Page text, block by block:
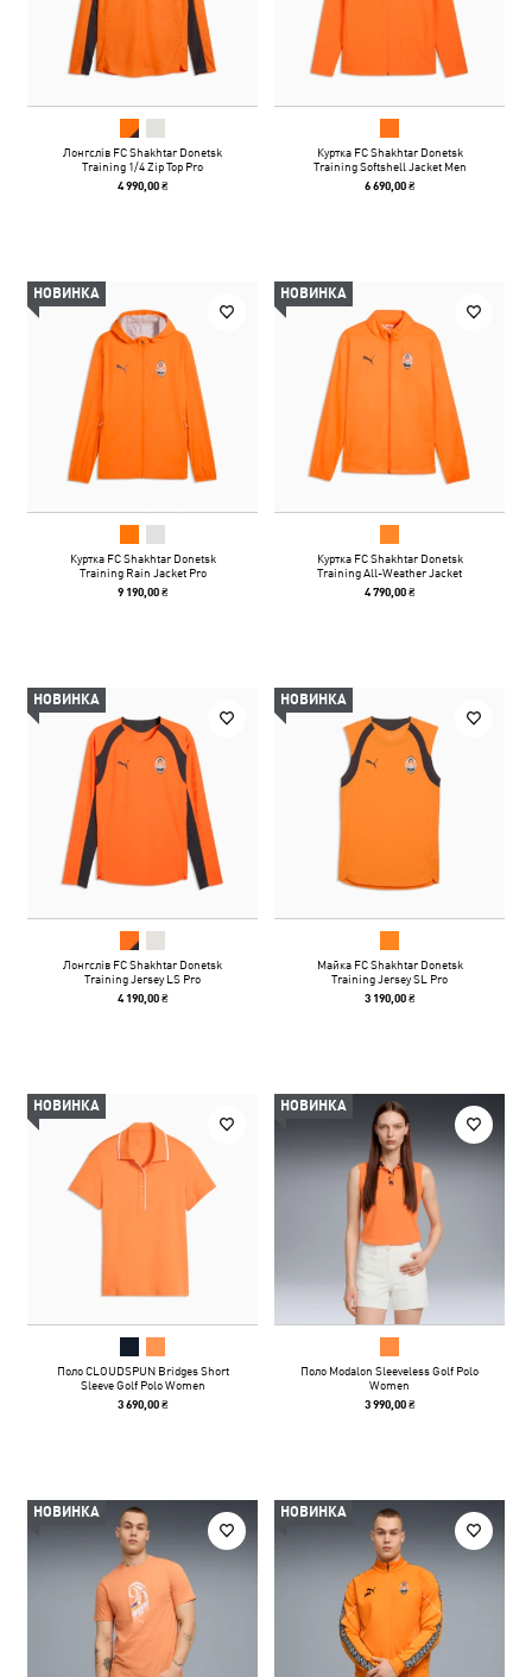
Лонгслів FC Shakhtar Donetsk
Training 1/4 Zip Top Pro
4 990,00 ₴
Куртка FC Shakhtar Donetsk
Training Softshell Jacket Men
6 690,00 ₴
НОВИНКА
Куртка FC Shakhtar Donetsk
Training Rain Jacket Pro
9 190,00 ₴
НОВИНКА
Куртка FC Shakhtar Donetsk
Training All-Weather Jacket
4 790,00 ₴
НОВИНКА
Лонгслів FC Shakhtar Donetsk
Training Jersey LS Pro
4 190,00 ₴
НОВИНКА
Майка FC Shakhtar Donetsk
Training Jersey SL Pro
3 190,00 ₴
НОВИНКА
Поло CLOUDSPUN Bridges Short
Sleeve Golf Polo Women
3 690,00 ₴
НОВИНКА
Поло Modalon Sleeveless Golf Polo
Women
3 990,00 ₴
НОВИНКА НОВИНКА